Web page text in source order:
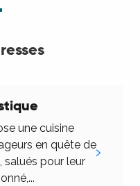
une cuisine
en quête de
salués pour leur